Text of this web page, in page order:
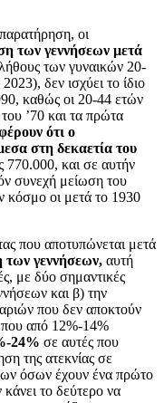
οι
των γεννήσεων μετά
των γυναικών 20-
δεν ισχύει το ίδιο
καθώς οι 20-44 ετών
’70 και τα πρώτα
ότι ο
στη δεκαετία του
770.000, και σε αυτήν
συνεχή μείωση του
κόσμο οι μετά το 1930
που αποτυπώνεται μετά
των γεννήσεων, αυτή
με δύο σημαντικές
και β) την
που δεν αποκτούν
που από 12%-14%
24% σε αυτές που
της ατεκνίας σε
όσων έχουν ένα πρώτο
το δεύτερο να